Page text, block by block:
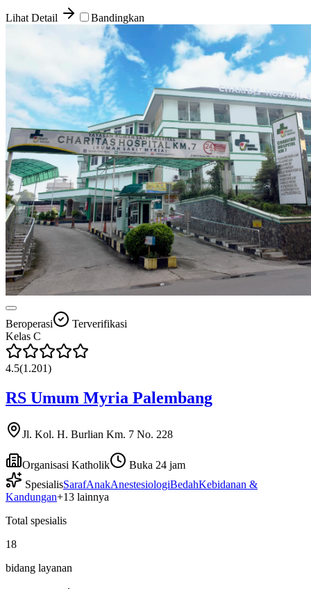
Lihat Detail Bandingkan
Beroperasi
Terverifikasi
Kelas C
4.5(1.201)
RS Umum Myria Palembang
Jl. Kol. H. Burlian Km. 7 No. 228
Organisasi Katholik
Buka 24 jam
SpesialisSarafAnakAnestesiologiBedahKebidanan &
Kandungan+13 lainnya
Total spesialis
18
bidang layanan